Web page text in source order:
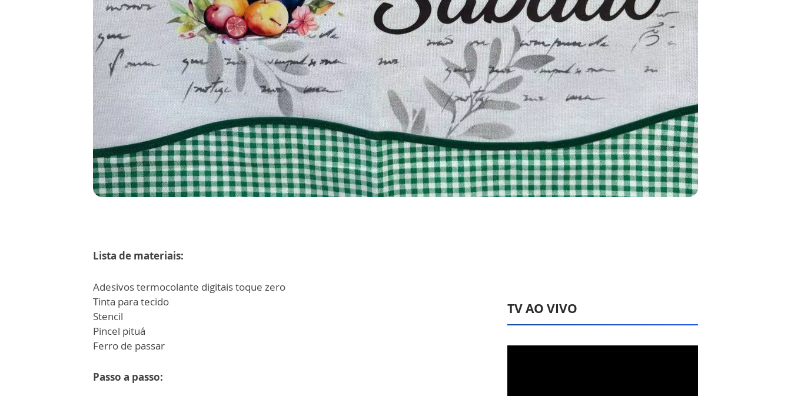
Lista de materiais:
Adesivos termocolante digitais toque zero
Tinta para tecido
Stencil
Pincel pituá
Ferro de passar
Passo a passo:
TV AO VIVO